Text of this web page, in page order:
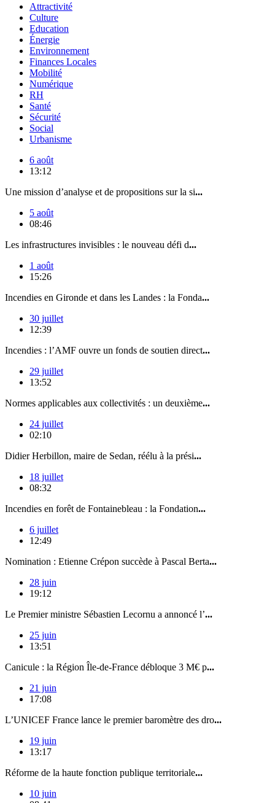
Attractivité
Culture
Education
Énergie
Environnement
Finances Locales
Mobilité
Numérique
RH
Santé
Sécurité
Social
Urbanisme
6 août
13:12
Une mission d’analyse et de propositions sur la si...
5 août
08:46
Les infrastructures invisibles : le nouveau défi d...
1 août
15:26
Incendies en Gironde et dans les Landes : la Fonda...
30 juillet
12:39
Incendies : l’AMF ouvre un fonds de soutien direct...
29 juillet
13:52
Normes applicables aux collectivités : un deuxième...
24 juillet
02:10
Didier Herbillon, maire de Sedan, réélu à la prési...
18 juillet
08:32
Incendies en forêt de Fontainebleau : la Fondation...
6 juillet
12:49
Nomination : Etienne Crépon succède à Pascal Berta...
28 juin
19:12
Le Premier ministre Sébastien Lecornu a annoncé l’...
25 juin
13:51
Canicule : la Région Île-de-France débloque 3 M€ p...
21 juin
17:08
L’UNICEF France lance le premier baromètre des dro...
19 juin
13:17
Réforme de la haute fonction publique territoriale...
10 juin